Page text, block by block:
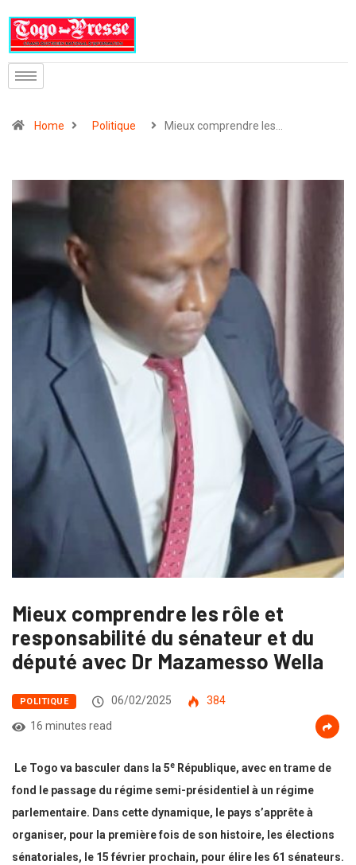
Home Politique Mieux comprendre les…
Mieux comprendre les rôle et
responsabilité du sénateur et du
député avec Dr Mazamesso Wella
POLITIQUE 06/02/2025
384
16 minutes read
Le Togo va basculer dans la 5e République, avec en trame de
fond le passage du régime semi-présidentiel à un régime
parlementaire. Dans cette dynamique, le pays s’apprête à
organiser, pour la première fois de son histoire, les élections
sénatoriales, le 15 février prochain, pour élire les 61 sénateurs.